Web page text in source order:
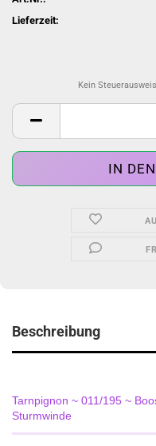
Lieferzeit:
Kein
Beschreibung
Tarnpignon ~ 011/195 ~
Sturmwinde